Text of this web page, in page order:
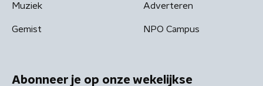
Muziek
Gemist
Adverteren
NPO Campus
Abonneer je op onze wekelijkse